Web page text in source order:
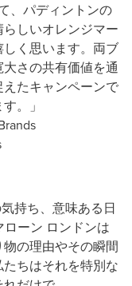
、パディントンの
しいオレンジマー
く思います。両ブ
さの共有価値を通
たキャンペーンで
。」
持ち、意味ある日
ーン ロンドンは
の理由やその瞬間
ちはそれを特別な